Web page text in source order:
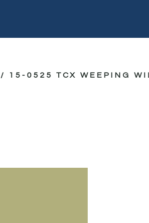
/ 15-0525 TCX WEEPING